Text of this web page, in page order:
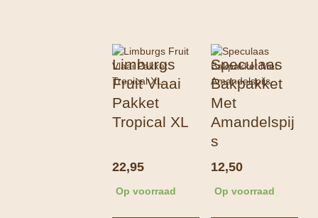
Limburgs
Fruit Vlaai
Pakket
Tropical XL
22,95
Op voorraad
Speculaas
Bakpakket
Met
Amandelspij
s
12,50
Op voorraad